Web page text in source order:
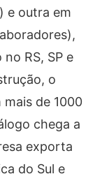
e outra em
RS, SP e
o
de 1000
chega a
exporta
do Sul e